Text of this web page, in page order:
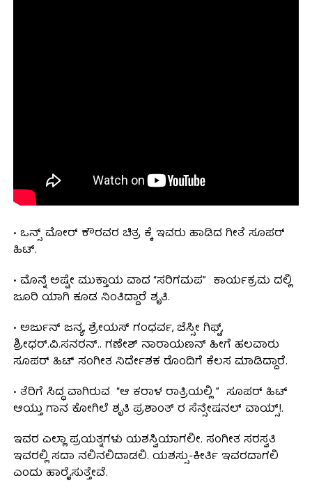
• ಒನ್ಸ್ ಮೋರ್ ಕೌರವರ ಚಿತ್ರ ಕ್ಕೆ ಇವರು ಹಾಡಿದ ಗೀತೆ ಸೂಪರ್
ಹಿಟ್.
• ಮೊನ್ನೆ ಅಷ್ಟೇ ಮುಕ್ತಾಯ ವಾದ “ಸರಿಗಮಪ” ಕಾರ್ಯಕ್ರಮ ದಲ್ಲಿ
ಜೂರಿ ಯಾಗಿ ಕೂಡ ನಿಂತಿದ್ದಾರೆ ಶೃತಿ.
• ಅರ್ಜುನ್ ಜನ್ಯ, ಶ್ರೇಯಸ್ ಗಂಧರ್ವ, ಜೆಸ್ಸೀ ಗಿಫ್ಟ್,
ಶ್ರೀಧರ್.ವಿ.ಸನರನ್.. ಗಣೇಶ್ ನಾರಾಯಣನ್ ಹೀಗೆ ಹಲವಾರು
ಸೂಪರ್ ಹಿಟ್ ಸಂಗೀತ ನಿರ್ದೇಶಕ ರೊಂದಿಗೆ ಕೆಲಸ ಮಾಡಿದ್ದಾರೆ.
• ತೆರಿಗೆ ಸಿದ್ಧ ವಾಗಿರುವ “ಆ ಕರಾಳ ರಾತ್ರಿಯಲ್ಲಿ ” ಸೂಪರ್ ಹಿಟ್
ಆಯ್ತು ಗಾನ ಕೋಗಿಲೆ ಶೃತಿ ಪ್ರಶಾಂತ್ ರ ಸೆನ್ಸೇಷನಲ್ ವಾಯ್ಸ್!.
ಇವರ ಎಲ್ಲಾ ಪ್ರಯತ್ನಗಳು ಯಶಸ್ವಿಯಾಗಲೀ. ಸಂಗೀತ ಸರಸ್ವತಿ
ಇವರಲ್ಲಿ ಸದಾ ನಲಿನಲಿದಾಡಲಿ. ಯಶಸ್ಸು-ಕೀರ್ತಿ ಇವರದಾಗಲಿ
ಎಂದು ಹಾರೈಸುತ್ತೇವೆ.